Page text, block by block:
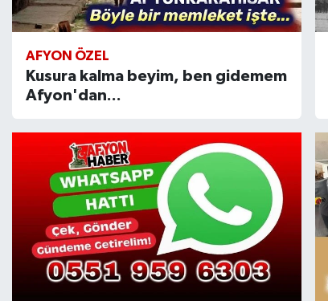
AFYON ÖZEL
Kusura kalma beyim, ben gidemem
Afyon'dan...